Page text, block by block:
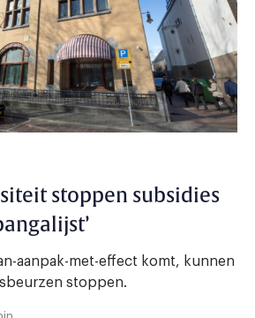
stoppen subsidies
aanpak-met-effect komt, kunnen
stoppen.